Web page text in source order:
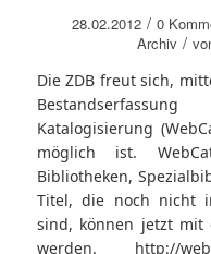
28.02.2012 / 0
Archiv /
Die ZDB freut sich,
Katalogisierung
möglich ist.
Bibliotheken,
Titel, die noch nicht
sind, können jetzt mit
werden. http://